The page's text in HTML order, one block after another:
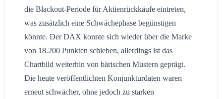
die Blackout-Periode für Aktienrückkäufe eintreten,
was zusätzlich eine Schwächephase begünstigen
könnte. Der DAX konnte sich wieder über die Marke
von 18.200 Punkten schieben, allerdings ist das
Chartbild weiterhin von bärischen Mustern geprägt.
Die heute veröffentlichten Konjunkturdaten waren
erneut schwächer, ohne jedoch zu starken